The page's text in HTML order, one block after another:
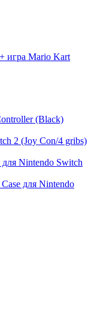
игра Mario Kart
(Black)
2 (Joy Con/4 gribs)
Nintendo Switch
для Nintendo